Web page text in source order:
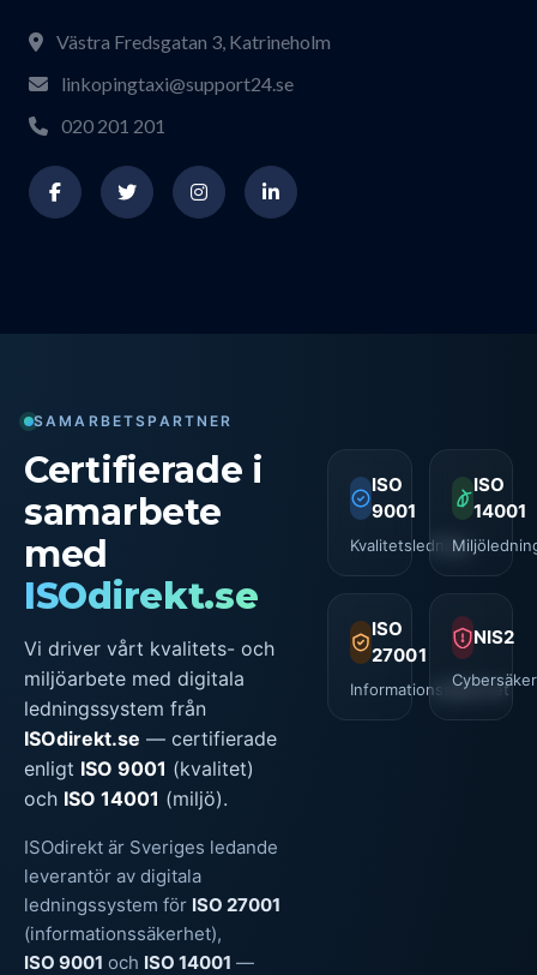
Västra Fredsgatan 3, Katrineholm
linkopingtaxi@support24.se
020 201 201
SAMARBETSPARTNER
Certifierade i
samarbete
med
ISOdirekt.se
Vi driver vårt kvalitets- och
miljöarbete med digitala
ledningssystem från
ISOdirekt.se — certifierade
enligt ISO 9001 (kvalitet)
och ISO 14001 (miljö).
ISOdirekt är Sveriges ledande
leverantör av digitala
ledningssystem för ISO 27001
(informationssäkerhet),
ISO 9001 och ISO 14001 —
ISO
9001
Kvalitetsledning
ISO
14001
ISO
27001
Informationssäkerhet
NIS2